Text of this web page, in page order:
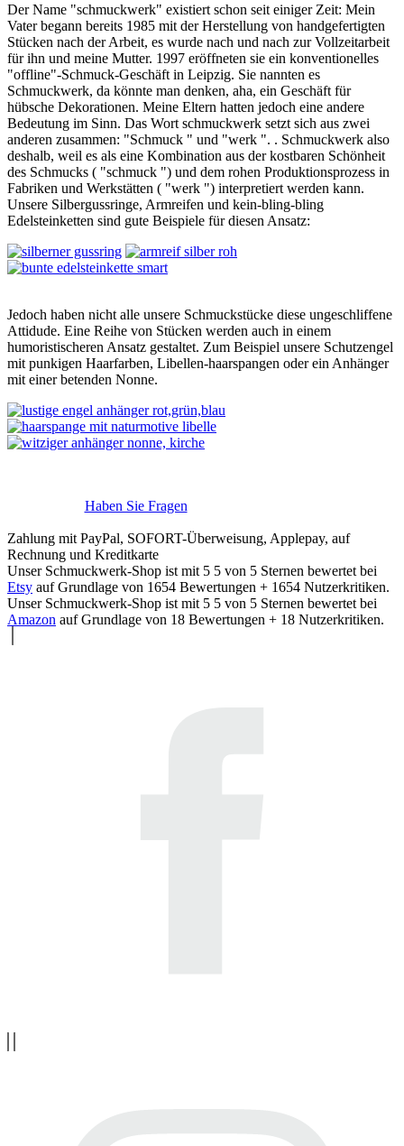
Der Name "schmuckwerk" existiert schon seit einiger Zeit: Mein
Vater begann bereits 1985 mit der Herstellung von handgefertigten
Stücken nach der Arbeit, es wurde nach und nach zur Vollzeitarbeit
für ihn und meine Mutter. 1997 eröffneten sie ein konventionelles
"offline"-Schmuck-Geschäft in Leipzig. Sie nannten es
Schmuckwerk, da könnte man denken, aha, ein Geschäft für
hübsche Dekorationen. Meine Eltern hatten jedoch eine andere
Bedeutung im Sinn. Das Wort schmuckwerk setzt sich aus zwei
anderen zusammen: "Schmuck " und "werk ". . Schmuckwerk also
deshalb, weil es als eine Kombination aus der kostbaren Schönheit
des Schmucks ( "schmuck ") und dem rohen Produktionsprozess in
Fabriken und Werkstätten ( "werk ") interpretiert werden kann.
Unsere Silbergussringe, Armreifen und kein-bling-bling
Edelsteinketten sind gute Beispiele für diesen Ansatz:
Jedoch haben nicht alle unsere Schmuckstücke diese ungeschliffene
Attidude. Eine Reihe von Stücken werden auch in einem
humoristischeren Ansatz gestaltet. Zum Beispiel unsere Schutzengel
mit punkigen Haarfarben, Libellen-haarspangen oder ein Anhänger
mit einer betenden Nonne.
Haben Sie Fragen
Zahlung mit PayPal, SOFORT-Überweisung, Applepay, auf
Rechnung und Kreditkarte
Unser Schmuckwerk-Shop ist mit 5 5 von 5 Sternen bewertet bei
Etsy auf Grundlage von 1654 Bewertungen + 1654 Nutzerkritiken.
Unser Schmuckwerk-Shop ist mit 5 5 von 5 Sternen bewertet bei
Amazon auf Grundlage von 18 Bewertungen + 18 Nutzerkritiken.